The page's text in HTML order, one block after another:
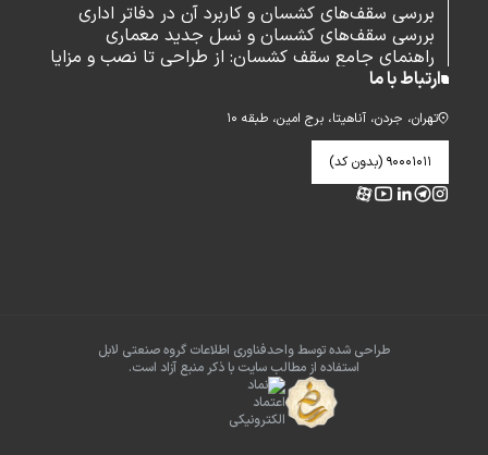
بررسی سقف‌های کشسان و کاربرد آن در دفاتر اداری
بررسی سقف‌های کشسان و نسل جدید معماری
راهنمای جامع سقف کشسان: از طراحی تا نصب و مزایا
ارتباط با ما
تهران، جردن، آناهیتا، برج امین، طبقه ۱۰
۹۰۰۰۱۰۱۱ (بدون کد)
طراحی شده توسط واحدفناوری اطلاعات گروه صنعتی لابل
استفاده از مطالب سایت با ذکر منبع آزاد است.